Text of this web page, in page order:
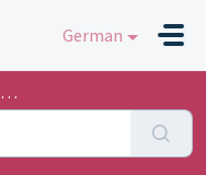
German